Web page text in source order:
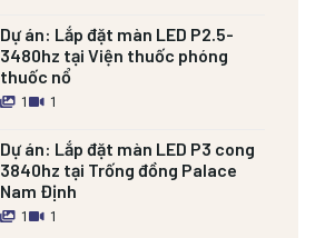
Dự án: Lắp đặt màn LED P2.5-
3480hz tại Viện thuốc phóng
thuốc nổ
1 1
Dự án: Lắp đặt màn LED P3 cong
3840hz tại Trống đồng Palace
Nam Định
1 1